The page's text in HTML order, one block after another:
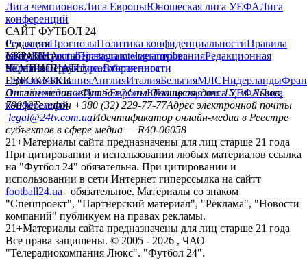
Лига чемпионовЛига ЕвропыЮношеская лига УЕФАЛига
конференций
САЙТ ФУТБОЛ 24
РедакцияПрогнозыПолитика конфиденциальностиПравила
сайтуКонтактыПравила комментированияРедакционная
политикаСтруктура собственности
Соц. сети
facebookxyoutubeinstagramtelegramviber
УКРАИНА
УкраинаПервая лигаВторая лига
ЧЕМПИОНАТЫ
ГерманияИспанияАнглияИталияБельгияМЛСНидерланды
ЕВРОКУБКИ
Лига чемпионовЛига ЕвропыЮношеская лига УЕФАЛига
конференций
Онлайн-медиа «Футбол 24»пл. Галицкая, дом. 15, м. Львов,
79008Телефон +380 (32) 229-77-77Адрес электронной почты
legal@24tv.com.uaИдентификатор онлайн-медиа в Реестре
субъектов в сфере медиа — R40-06058
21+Материалы сайта предназначены для лиц старше 21 года
При цитировании и использовании любых материалов ссылка
на "Футбол 24" обязательна. При цитировании и
использовании в сети Интернет гиперссылка на сайтт
football24.ua
обязательное. Материалы со знаком
"Спецпроект", "Партнерский материал", "Реклама", "Новости
компаний" публикуем на правах рекламы.
21+Материалы сайта предназначены для лиц старше 21 года
Все права защищены. © 2005 - 2026 , ЧАО
"Телерадиокомпания Люкс". "Футбол 24".